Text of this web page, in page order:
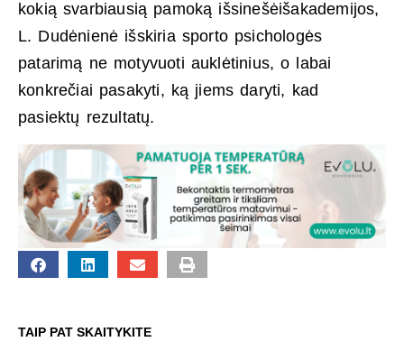
kokią svarbiausią pamoką išsinešėišakademijos,
L. Dudėnienė išskiria sporto psichologės
patarimą ne motyvuoti auklėtinius, o labai
konkrečiai pasakyti, ką jiems daryti, kad
pasiektų rezultatų.
TAIP PAT SKAITYKITE